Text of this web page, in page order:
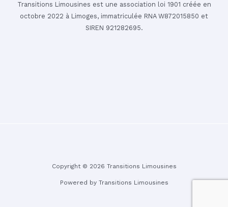
Transitions Limousines est une association loi 1901 créée en
octobre 2022 à Limoges, immatriculée RNA W872015850 et
SIREN 921282695.
Copyright © 2026 Transitions Limousines
Powered by Transitions Limousines